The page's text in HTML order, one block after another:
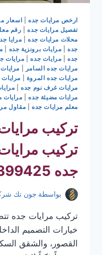
ارخص مرايات جده| اسعار
تفصيل مرايات جده| رقم
محلات مرايات جده| مرايا
جده| مرايات برونزية جده
جده| مرايات جده| مرايات
مرايات جده السامر
مرايات جده المروة
مرايات
مرايات غرف نوم جده|
مرايات مضيئة جده|
معلم مرايات جده| مقاول
تركيب
تركيب
جده 0536399425
بواسطة جون تك
تركيب مرايات جده
خيارات التصميم
القصور، والشقق